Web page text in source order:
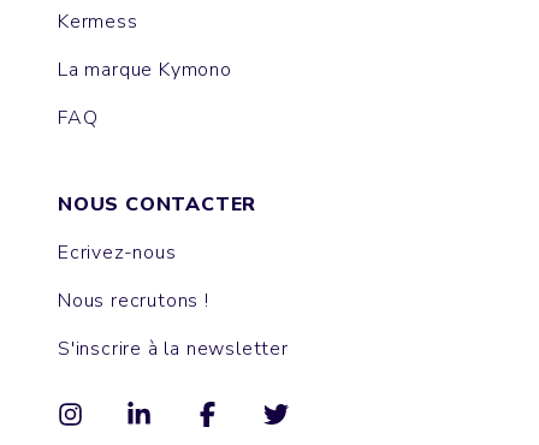
Kermess
La marque Kymono
FAQ
NOUS CONTACTER
Ecrivez-nous
Nous recrutons !
S'inscrire à la newsletter